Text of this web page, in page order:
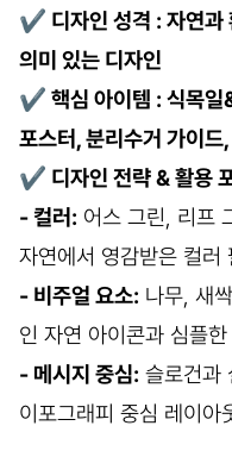
✔ 디자인 성격 : 자연
의미 있는 디자인
✔ 핵심 아이템 : 식목일
포스터, 분리수거 가이드
✔ 디자인 전략 & 활용
- 컬러: 어스 그린, 리프
자연에서 영감받은 컬러
- 비주얼 요소: 나무, 새
인 자연 아이콘과 심플
- 메시지 중심: 슬로건과
이포그래피 중심 레이아